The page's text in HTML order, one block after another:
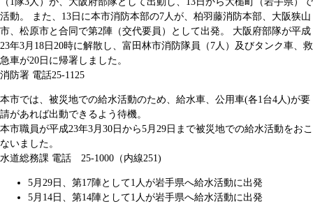
活動。 また、13日に本市消防本部の7人が、柏羽藤消防本部、大阪狭山
市、松原市と合同で第2陣（交代要員）として出発。 大阪府部隊が平成
23年3月18日20時に解散し、富田林市消防隊員（7人）及びタンク車、救
急車が20日に帰署しました。
消防署 電話25-1125
本市では、被災地での給水活動のため、給水車、公用車(各1台4人)が要
請があれば出動できるよう待機。
本市職員が平成23年3月30日から5月29日まで被災地での給水活動をおこ
ないました。
水道総務課 電話 25-1000（内線251)
5月29日、第17陣として1人が岩手県へ給水活動に出発
5月14日、第14陣として1人が岩手県へ給水活動に出発